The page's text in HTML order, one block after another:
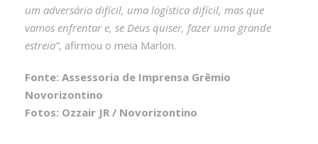
um adversário difícil, uma logística difícil, mas que
vamos enfrentar e, se Deus quiser, fazer uma grande
estreia”, afirmou o meia Marlon.
Fonte: Assessoria de Imprensa Grêmio
Novorizontino
Fotos: Ozzair JR / Novorizontino